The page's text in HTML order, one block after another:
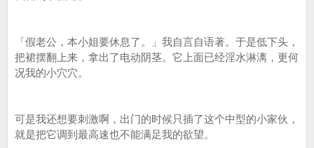
「假老公，本小姐要休息了。」我自言自语著。于是低下头，
把裙摆翻上来，拿出了电动阴茎。它上面已经淫水淋漓，更何
况我的小穴穴。
可是我还想要刺激啊，出门的时候只插了这个中型的小家伙，
就是把它调到最高速也不能满足我的欲望。